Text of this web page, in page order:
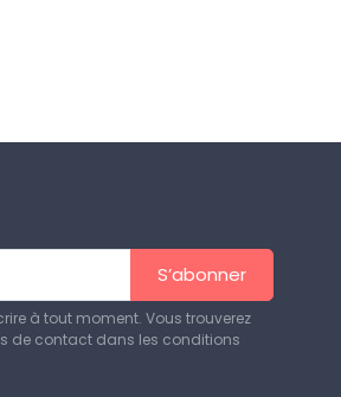
S’abonner
à tout moment. Vous trouverez
de contact dans les conditions